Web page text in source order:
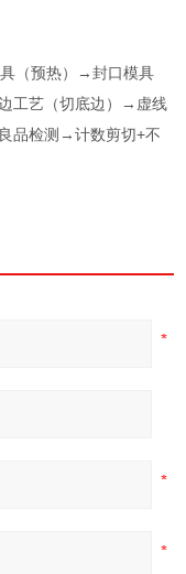
（预热）→封口模具
工艺（切底边）→虚线
品检测→计数剪切+不